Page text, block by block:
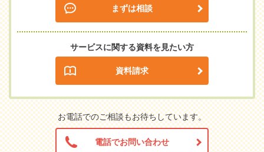
まずは相談
サービスに関する資料を見たい方
資料請求
お電話でのご相談もお待ちしています。
電話でお問い合わせ